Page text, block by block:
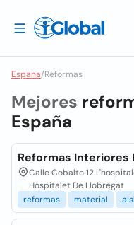
Espana/Reformas
Mejores
España
Reformas Interiores
Calle Cobalto 12
Hospitalet De Llobregat
reformas
material